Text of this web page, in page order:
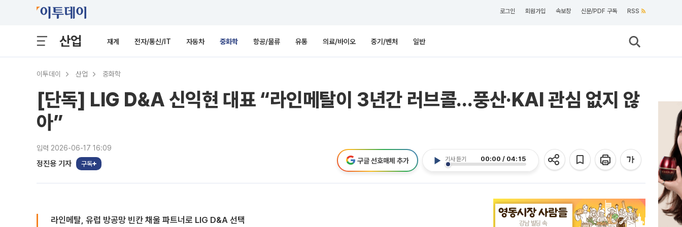
로그인 회원가입 속보창 신문/PDF 구독 RSS
산업 재계 전자/통신/IT 자동차 중화학 항공/물류 유통 의료/바이오 중기/벤처 일반
이투데이 산업 중화학
[단독] LIG D&A 신익현 대표 “라인메탈이 3년간 러브콜…풍산·KAI 관심 없지 않
아”
입력 2026-06-17 16:09
정진용 기자 구독
기사 듣기 00:00 / 04:15
구글 선호매체 추가
라인메탈, 유럽 방공망 빈칸 채울 파트너로 LIG D&A 선택